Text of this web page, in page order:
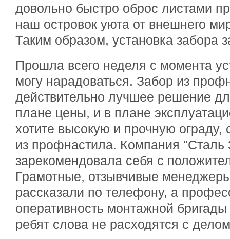
довольно быстро оброс листами
наш островок уюта от внешнего
Таким образом, установка забора
Прошла всего неделя с момента
могу нарадоваться. Забор из
действительно лучшее решение
плане цены, и в плане
хотите высокую и прочную ограду,
из профнастила. Компания "Сталь
зарекомендовала себя с
Грамотные, отзывчивые
рассказали по телефону, а
оперативность монтажной бригады
ребят слова не расходятся с